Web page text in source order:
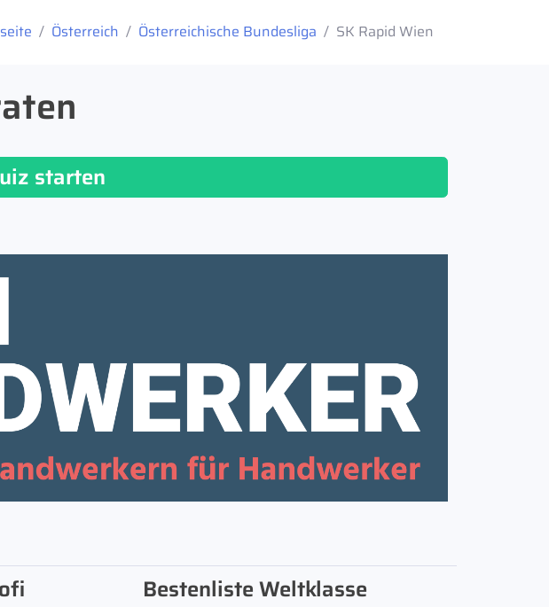
Österreich Österreichische Bundesliga SK Rapid Wien
starten
Bestenliste Weltklasse